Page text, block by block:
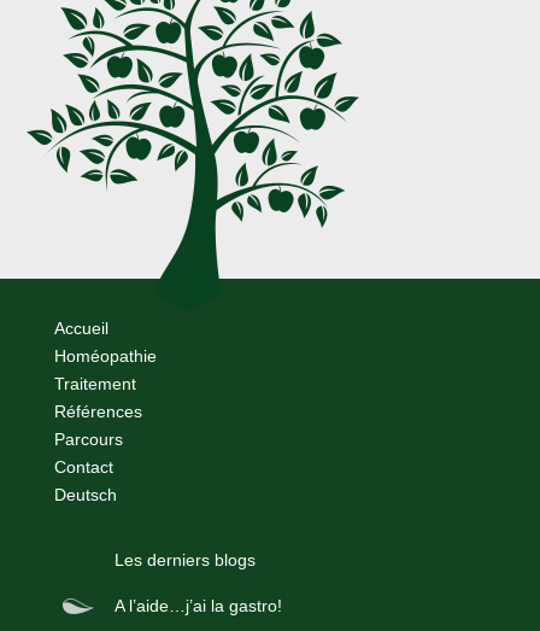
Accueil
Homéopathie
Traitement
Références
Parcours
Contact
Deutsch
Les derniers blogs
A l’aide…j’ai la gastro!